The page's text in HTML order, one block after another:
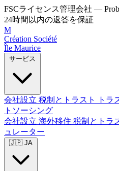
FSCライセンス管理会社 —
24時間以内の返答を保証
M
Création Société
Île Maurice
会社設立 税制とトラスト トラ
トソーシング
会社設立 海外移住 税制とトラ
ュレーター